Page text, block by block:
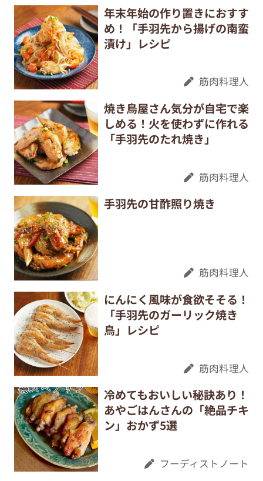
年末年始の作り置きにおすす
め！「手羽先から揚げの南蛮
漬け」レシピ
筋肉料理人
焼き鳥屋さん気分が自宅で楽
しめる！火を使わずに作れる
「手羽先のたれ焼き」
筋肉料理人
手羽先の甘酢照り焼き
筋肉料理人
にんにく風味が食欲そそる！
「手羽先のガーリック焼き
鳥」レシピ
筋肉料理人
冷めてもおいしい秘訣あり！
あやごはんさんの「絶品チキ
ン」おかず5選
フーディストノート